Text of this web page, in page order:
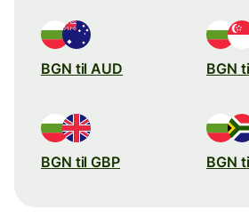
BGN til AUD BGN
BGN til GBP BGN